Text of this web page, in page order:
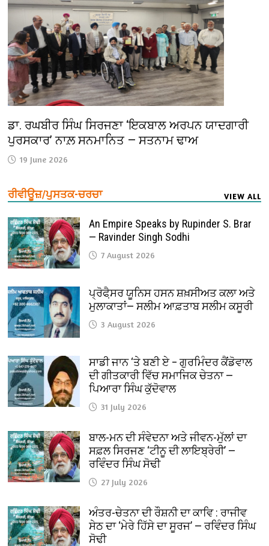
ਡਾ. ਰਘਬੀਰ ਸਿੰਘ ਸਿਰਜਣਾ ‘ਇਕਬਾਲ ਅਰਪਨ ਯਾਦਗਾਰੀ
ਪੁਰਸਕਾਰ’ ਨਾਲ਼ ਸਨਮਾਨਿਤ — ਸਤਨਾਮ ਢਾਅ
19 June 2026
ਰੀਵੀਊਜ਼/ਪੁਸਤਕ-ਚਰਚਾ VIEW ALL
An Empire Speaks by Rupinder S. Brar
— Ravinder Singh Sodhi
7 August 2026
ਪ੍ਰੋਫੈ਼ਸਰ ਯੂਨਿਸ ਹਸਨ ਸ਼ਖ਼ਸੀਅਤ ਕਲਾ ਅਤੇ
ਮੁਲਾਕਾਤਾਂ— ਸਲੀਮ ਆਫ਼ਤਾਬ ਸਲੀਮ ਕਸੂਰੀ
3 August 2026
ਸਾਡੀ ਜਾਨ ‘ਤੇ ਬਣੀ ਏ – ਗੁਰਮਿੰਦਰ ਕੈਂਡੋਵਾਲ
ਦੀ ਗੀਤਕਾਰੀ ਵਿੱਚ ਸਮਾਜਿਕ ਚੇਤਨਾ —
ਪਿਆਰਾ ਸਿੰਘ ਕੁੱਦੋਵਾਲ
31 July 2026
ਬਾਲ-ਮਨ ਦੀ ਸੰਵੇਦਨਾ ਅਤੇ ਜੀਵਨ-ਮੁੱਲਾਂ ਦਾ
ਸਫ਼ਲ ਸਿਰਜਣ ‘ਟੀਨੂ ਦੀ ਲਾਇਬ੍ਰੇਰੀ’ —
ਰਵਿੰਦਰ ਸਿੰਘ ਸੋਢੀ
27 July 2026
ਅੰਤਰ-ਚੇਤਨਾ ਦੀ ਰੌਸ਼ਨੀ ਦਾ ਕਾਵਿ : ਰਾਜੀਵ
ਸੇਠ ਦਾ ‘ਮੇਰੇ ਹਿੱਸੇ ਦਾ ਸੂਰਜ’ — ਰਵਿੰਦਰ ਸਿੰਘ
ਸੋਢੀ